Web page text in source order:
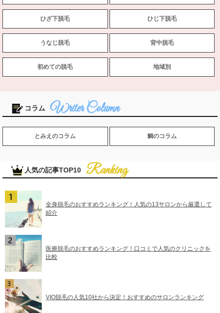
ひざ下脱毛 ひじ下脱毛
うなじ脱毛 背中脱毛
初めての脱毛 地域別
コラム
とみえのコラム 鯛のコラム
人気の記事TOP10
全身脱毛のおすすめランキング！人気の13サロンから厳選して
紹介
医療脱毛のおすすめランキング！口コミで人気のクリニックを
比較
VIO脱毛の人気10社から決定！おすすめのサロンランキング